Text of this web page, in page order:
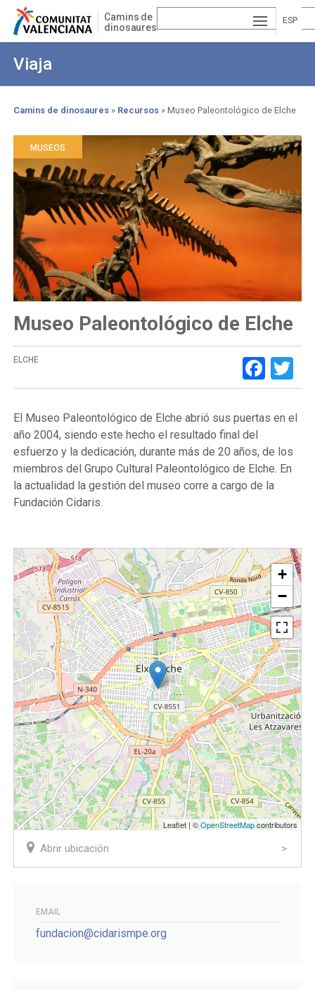
Pasar
contenido
Camins de
dinosaures
ESP
À
Viaja
Sobrescribir
enlaces
de
ayuda
a
la
navegación
Camins de dinosaures Recursos Museo Paleontológico de Elche
MUSEOS
Museo Paleontológico de Elche
ELCHE
El Museo Paleontológico de Elche abrió sus puertas en el
año 2004, siendo este hecho el resultado final del
esfuerzo y la dedicación, durante más de 20 años, de los
miembros del Grupo Cultural Paleontológico de Elche. En
la actualidad la gestión del museo corre a cargo de la
Fundación Cidaris.
+
−
Leaflet | ©OpenStreetMapcontributors
Abrir ubicación
EMAIL
fundacion@cidarismpe.org